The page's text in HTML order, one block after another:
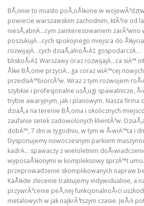
BÅ‚onie to miasto poÅ‚oÅ¼one w
powiecie warszawskim zachodnim, ktÃ³re od
niesÅ‚abnÄ…cym zainteresowaniem zarÃ³wno
poszukujÄ…cych spokojnego miejsca do
rozwijajÄ…cych dziaÅ‚alnoÅ›Ä‡
bliskoÅ›Ä‡ Warszawy oraz rozwijajÄ…ca siÄ™
Å¼e BÅ‚onie przyciÄ…ga coraz wiÄ™cej nowych
przedsiÄ™biorcÃ³w. Wraz z tym rozwojem
szybkie i profesjonalne usÅ‚ugi spawalnicze,
trybie awaryjnym, jak i planowym. Nasza firma
dziaÅ‚a na terenie BÅ‚onia i okolicznych
zaufanie setek zadowolonych klientÃ³w.
dobÄ™, 7 dni w tygodniu, w tym w Å›wiÄ™ta i
Dysponujemy nowoczesnym parkiem
kadrÄ… spawaczy z wieloletnim
wyposaÅ¼onymi w kompleksowy sprzÄ™t
przeprowadzenie skomplikowanych napraw
KaÅ¼de zlecenie traktujemy indywidualnie, a
przywrÃ³cenie peÅ‚nej funkcjonalnoÅ›ci
metalowych w jak najkrÃ³tszym czasie. JeÅ›li